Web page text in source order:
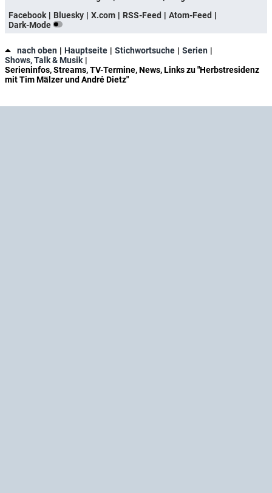
Facebook
Bluesky X.com RSS-Feed
Atom-Feed
Dark-Mode
nach oben Hauptseite Stichwortsuche
Serien
Shows, Talk & Musik
Serieninfos, Streams, TV-Termine, News, Links zu "Herbstresidenz
mit Tim Mälzer und André Dietz"